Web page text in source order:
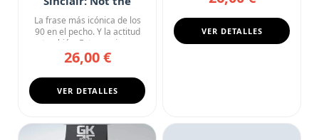
Mama!
La frase más icónica de los
90 en el pecho. Y la actitud
también. Esta camise...
26,00 €
VER DETALLES
VER DETALLES